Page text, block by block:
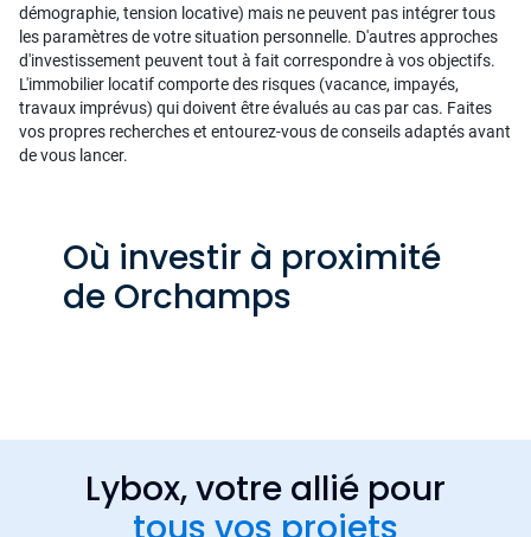
démographie, tension locative) mais ne peuvent pas intégrer tous
les paramètres de votre situation personnelle. D'autres approches
d'investissement peuvent tout à fait correspondre à vos objectifs.
L'immobilier locatif comporte des risques (vacance, impayés,
travaux imprévus) qui doivent être évalués au cas par cas. Faites
vos propres recherches et entourez-vous de conseils adaptés avant
de vous lancer.
Où investir à proximité
de Orchamps
Lybox, votre allié pour